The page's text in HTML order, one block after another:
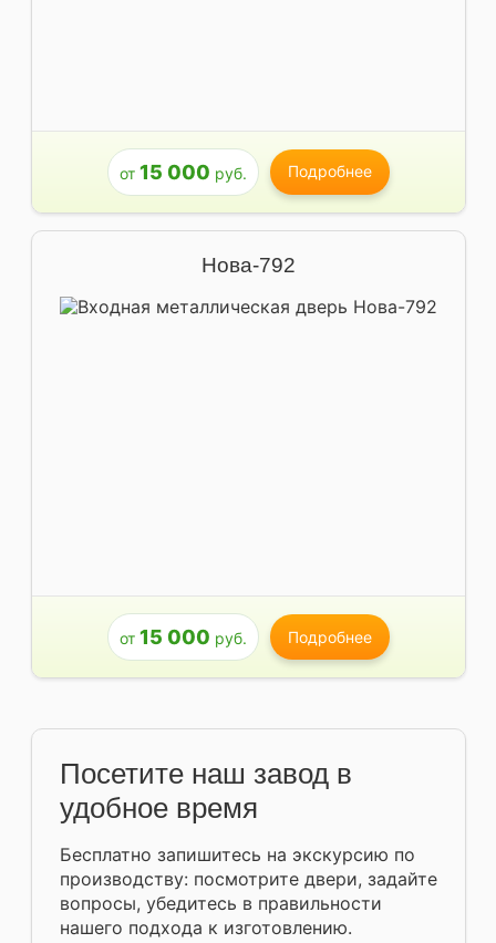
от 15 000 руб. Подробнее
Нова-792
от 15 000 руб. Подробнее
Посетите наш завод в
удобное время
Бесплатно запишитесь на экскурсию по
производству: посмотрите двери, задайте
вопросы, убедитесь в правильности
нашего подхода к изготовлению.